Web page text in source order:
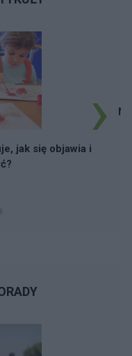
jak się objawia i›